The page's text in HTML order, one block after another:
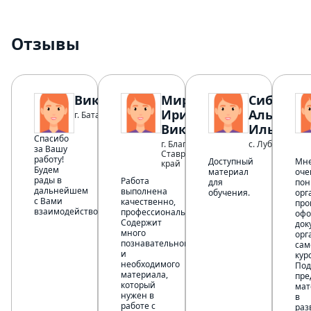
Отзывы
Виктория
г. Батайск
Спасибо
за Вашу
работу!
Будем
рады в
дальнейшем
с Вами
взаимодействовать.
Мирошина
Ирина
Викторовна
г. Благодарный
Ставропольский
край
Работа
выполнена
качественно,
профессионально.
Содержит
много
познавательного
и
необходимого
материала,
который
нужен в
работе с
Альбина
с. Лубяны
Доступный
материал
для
обучения.
в